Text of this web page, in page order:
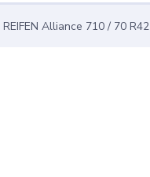
REIFEN Alliance 710 / 70 R42